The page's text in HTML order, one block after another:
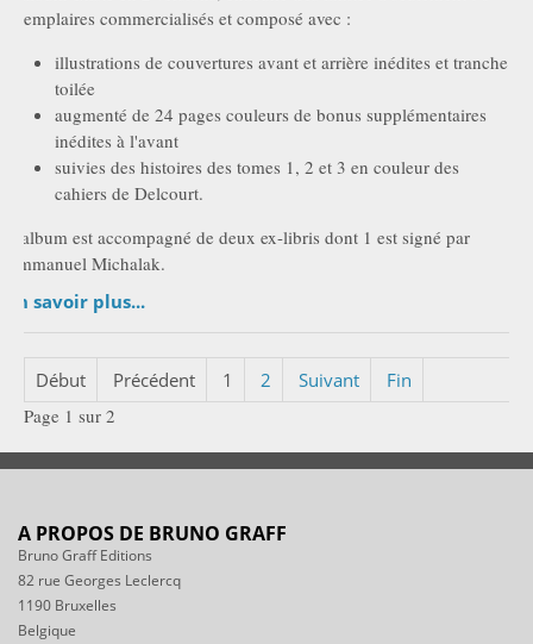
exemplaires commercialisés et composé avec :
illustrations de couvertures avant et arrière inédites et tranche
toilée
augmenté de 24 pages couleurs de bonus supplémentaires
inédites à l'avant
suivies des histoires des tomes 1, 2 et 3 en couleur des
cahiers de Delcourt.
L'album est accompagné de deux ex-libris dont 1 est signé par
Emmanuel Michalak.
En savoir plus...
Début Précédent 1 2 Suivant
Fin
Page 1 sur 2
A PROPOS DE BRUNO GRAFF
Bruno Graff Editions
82 rue Georges Leclercq
1190 Bruxelles
Belgique